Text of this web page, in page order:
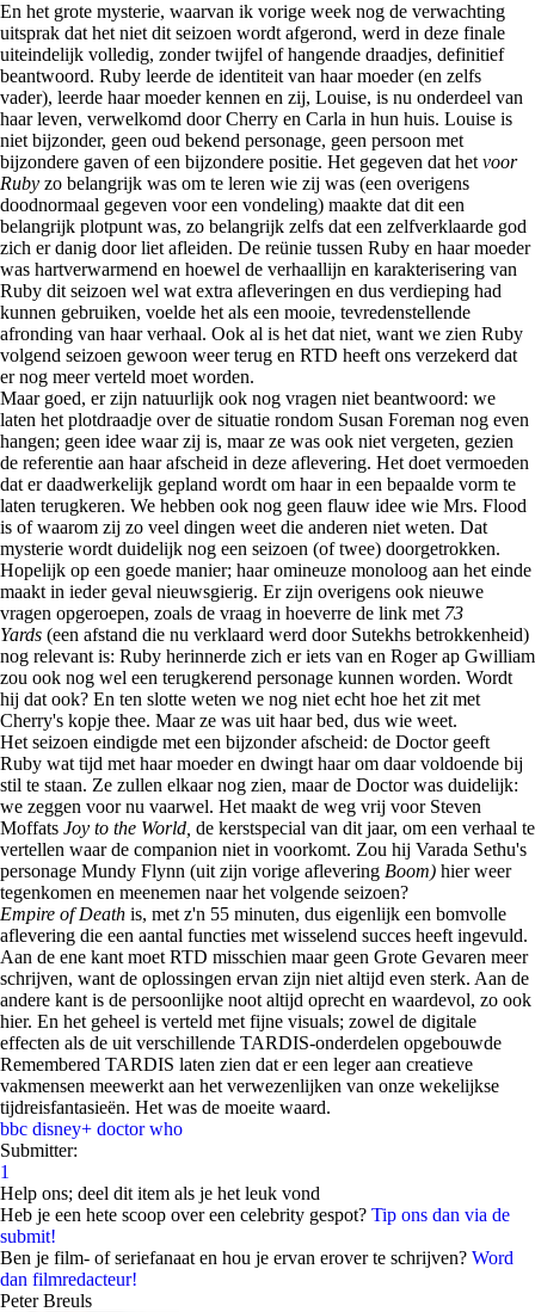
En het grote mysterie, waarvan ik vorige week nog de verwachting
uitsprak dat het niet dit seizoen wordt afgerond, werd in deze finale
uiteindelijk volledig, zonder twijfel of hangende draadjes, definitief
beantwoord. Ruby leerde de identiteit van haar moeder (en zelfs
vader), leerde haar moeder kennen en zij, Louise, is nu onderdeel van
haar leven, verwelkomd door Cherry en Carla in hun huis. Louise is
niet bijzonder, geen oud bekend personage, geen persoon met
bijzondere gaven of een bijzondere positie. Het gegeven dat het voor
Ruby zo belangrijk was om te leren wie zij was (een overigens
doodnormaal gegeven voor een vondeling) maakte dat dit een
belangrijk plotpunt was, zo belangrijk zelfs dat een zelfverklaarde god
zich er danig door liet afleiden. De reünie tussen Ruby en haar moeder
was hartverwarmend en hoewel de verhaallijn en karakterisering van
Ruby dit seizoen wel wat extra afleveringen en dus verdieping had
kunnen gebruiken, voelde het als een mooie, tevredenstellende
afronding van haar verhaal. Ook al is het dat niet, want we zien Ruby
volgend seizoen gewoon weer terug en RTD heeft ons verzekerd dat
er nog meer verteld moet worden.
Maar goed, er zijn natuurlijk ook nog vragen niet beantwoord: we
laten het plotdraadje over de situatie rondom Susan Foreman nog even
hangen; geen idee waar zij is, maar ze was ook niet vergeten, gezien
de referentie aan haar afscheid in deze aflevering. Het doet vermoeden
dat er daadwerkelijk gepland wordt om haar in een bepaalde vorm te
laten terugkeren. We hebben ook nog geen flauw idee wie Mrs. Flood
is of waarom zij zo veel dingen weet die anderen niet weten. Dat
mysterie wordt duidelijk nog een seizoen (of twee) doorgetrokken.
Hopelijk op een goede manier; haar omineuze monoloog aan het einde
maakt in ieder geval nieuwsgierig. Er zijn overigens ook nieuwe
vragen opgeroepen, zoals de vraag in hoeverre de link met 73
Yards (een afstand die nu verklaard werd door Sutekhs betrokkenheid)
nog relevant is: Ruby herinnerde zich er iets van en Roger ap Gwilliam
zou ook nog wel een terugkerend personage kunnen worden. Wordt
hij dat ook? En ten slotte weten we nog niet echt hoe het zit met
Cherry's kopje thee. Maar ze was uit haar bed, dus wie weet.
Het seizoen eindigde met een bijzonder afscheid: de Doctor geeft
Ruby wat tijd met haar moeder en dwingt haar om daar voldoende bij
stil te staan. Ze zullen elkaar nog zien, maar de Doctor was duidelijk:
we zeggen voor nu vaarwel. Het maakt de weg vrij voor Steven
Moffats Joy to the World, de kerstspecial van dit jaar, om een verhaal te
vertellen waar de companion niet in voorkomt. Zou hij Varada Sethu's
personage Mundy Flynn (uit zijn vorige aflevering Boom) hier weer
tegenkomen en meenemen naar het volgende seizoen?
Empire of Death is, met z'n 55 minuten, dus eigenlijk een bomvolle
aflevering die een aantal functies met wisselend succes heeft ingevuld.
Aan de ene kant moet RTD misschien maar geen Grote Gevaren meer
schrijven, want de oplossingen ervan zijn niet altijd even sterk. Aan de
andere kant is de persoonlijke noot altijd oprecht en waardevol, zo ook
hier. En het geheel is verteld met fijne visuals; zowel de digitale
effecten als de uit verschillende TARDIS-onderdelen opgebouwde
Remembered TARDIS laten zien dat er een leger aan creatieve
vakmensen meewerkt aan het verwezenlijken van onze wekelijkse
tijdreisfantasieën. Het was de moeite waard.
bbc disney+ doctor who
Submitter:
1
Help ons; deel dit item als je het leuk vond
Heb je een hete scoop over een celebrity gespot? Tip ons dan via de
submit!
Ben je film- of seriefanaat en hou je ervan erover te schrijven? Word
dan filmredacteur!
Peter Breuls